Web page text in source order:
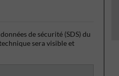
de sécurité (SDS) du
sera visible et